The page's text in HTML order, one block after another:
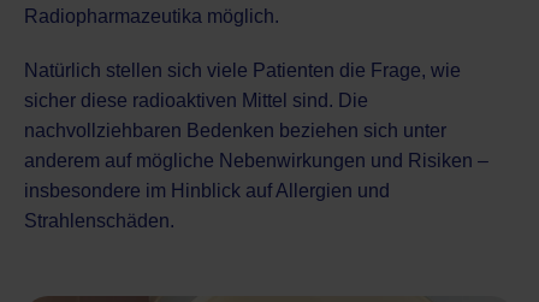
Radiopharmazeutika möglich.
Natürlich stellen sich viele Patienten die Frage, wie
sicher diese radioaktiven Mittel sind. Die
nachvollziehbaren Bedenken beziehen sich unter
anderem auf mögliche Nebenwirkungen und Risiken –
insbesondere im Hinblick auf Allergien und
Strahlenschäden.